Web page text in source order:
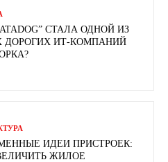
СТАЛА ОДНОЙ ИЗ
ДОРОГИХ ИТ-КОМПАНИЙ
ИДЕИ ПРИСТРОЕК:
ЖИЛОЕ